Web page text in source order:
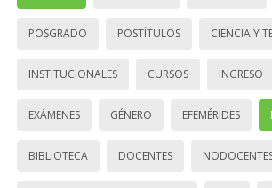
POSGRADO POSTÍTULOS CIENCIA Y
INSTITUCIONALES CURSOS INGRESO
EXÁMENES GÉNERO EFEMÉRIDES
BIBLIOTECA DOCENTES